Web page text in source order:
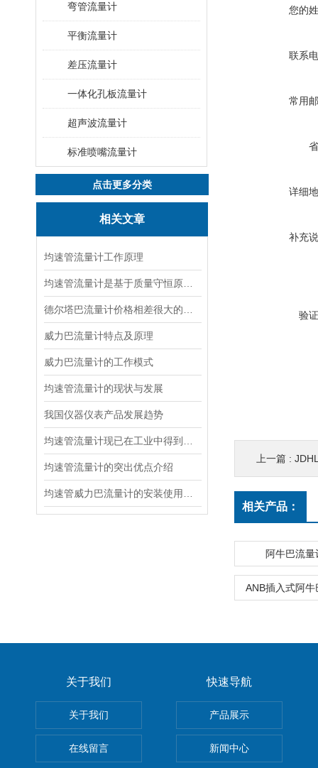
弯管流量计
平衡流量计
差压流量计
一体化孔板流量计
超声波流量计
标准喷嘴流量计
点击更多分类
相关文章
均速管流量计工作原理
威力巴流量计特点及原理
威力巴流量计的工作模式
均速管流量计的现状与发展
我国仪器仪表产品发展趋势
均速管流量计的突出优点介绍
您的
联系
常用
详细
补充
验
上一篇 :
相关产品：
阿牛巴流
ANB插入式阿
关于我们
关于我们
在线留言
快速导航
产品展示
新闻中心